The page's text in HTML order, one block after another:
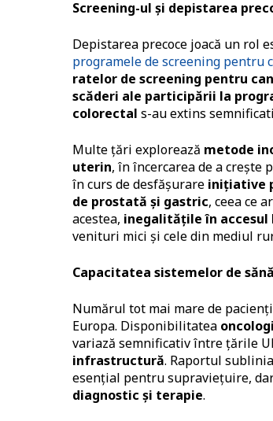
Screening-ul și depistarea
Depistarea precoce joacă un rol
programele de screening pentru
ratelor de screening pentru
scăderi ale participării la
colorectal s-au extins
Multe țări explorează metode
uterin, în încercarea de a
în curs de desfășurare inițiative
de prostată și gastric, ceea ce
acestea, inegalitățile în accesul
venituri mici și cele din mediul
Capacitatea sistemelor de
Numărul tot mai mare de
Europa. Disponibilitatea
variază semnificativ între țările
infrastructură. Raportul
esențial pentru supraviețuire,
diagnostic și terapie​.